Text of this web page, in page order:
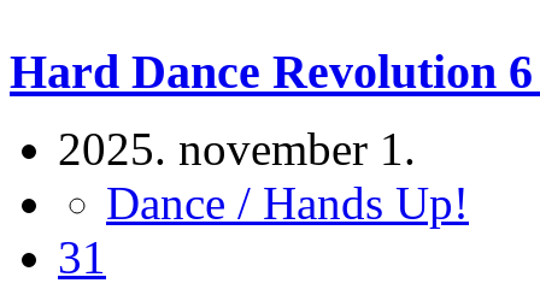
Hard Dance Revolution
2025. november 1.
Dance / Hands Up!
31